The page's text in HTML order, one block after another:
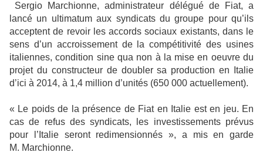
Sergio Marchionne, administrateur délégué de Fiat, a
lancé un ultimatum aux syndicats du groupe pour qu’ils
acceptent de revoir les accords sociaux existants, dans le
sens d’un accroissement de la compétitivité des usines
italiennes, condition sine qua non à la mise en oeuvre du
projet du constructeur de doubler sa production en Italie
d’ici à 2014, à 1,4 million d’unités (650 000 actuellement).
« Le poids de la présence de Fiat en Italie est en jeu. En
cas de refus des syndicats, les investissements prévus
pour l’Italie seront redimensionnés », a mis en garde
M. Marchionne.